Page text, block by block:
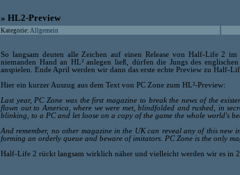
» HL2-Preview
Kategorie: Allgemein
So langsam deuten alle Zeichen auf einen Release von Half-Life 2
niemanden Hand an HL² anlegen ließ, dürfen die Jungs des
anspielen. Ende April werden wir dann das erste echte Preview zu Half-
Hier ein kurzer Auszug aus dem Text von PC Zone zum HL²-Preview:
Last year, PC Zone was the first magazine to break the news of the
flown out to America, where we were met, blindfolded and rushed, in
blinking, to a PC and let loose on a copy of the game the whole world's
And remember, no other magazine in the UK can reveal any of this new
forming an orderly queue and beware of imitators. PC Zone is the only
Half-Life 2 rückt langsam wirklich näher und vielleicht werden wir es in